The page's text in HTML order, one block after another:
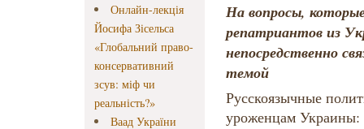
Онлайн-лекція
Йосифа Зісельса
«Глобальний право-
консервативний
зсув: міф чи
реальність?»
Ваад України
На вопросы,
репатриантов из
непосредственно
темой
Русскоязычные
уроженцам